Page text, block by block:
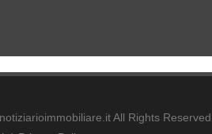
All Rights Reserved.